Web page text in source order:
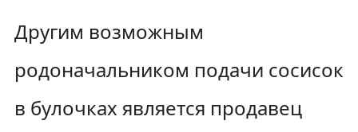
Другим возможным
родоначальником подачи сосисок
в булочках является продавец